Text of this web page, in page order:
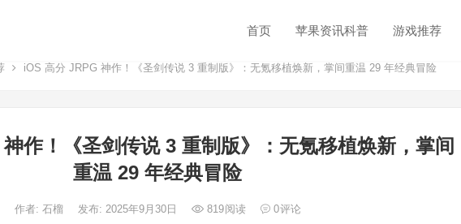
首页 苹果资讯科普 游戏推荐
iOS 高分 JRPG 神作！《圣剑传说 3 重制版》：无氪移植焕新，掌间重温 29 年经典冒险
作！《圣剑传说 3 重制版》：无氪移植焕新，掌间
重温 29 年经典冒险
作者: 石榴 发布: 2025年9月30日 819阅读 0评论